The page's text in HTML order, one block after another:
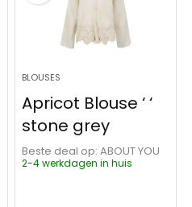
BLOUSES
Apricot Blouse ‘ ‘
stone grey
Beste deal op:
ABOUT YOU
2-4 werkdagen in huis